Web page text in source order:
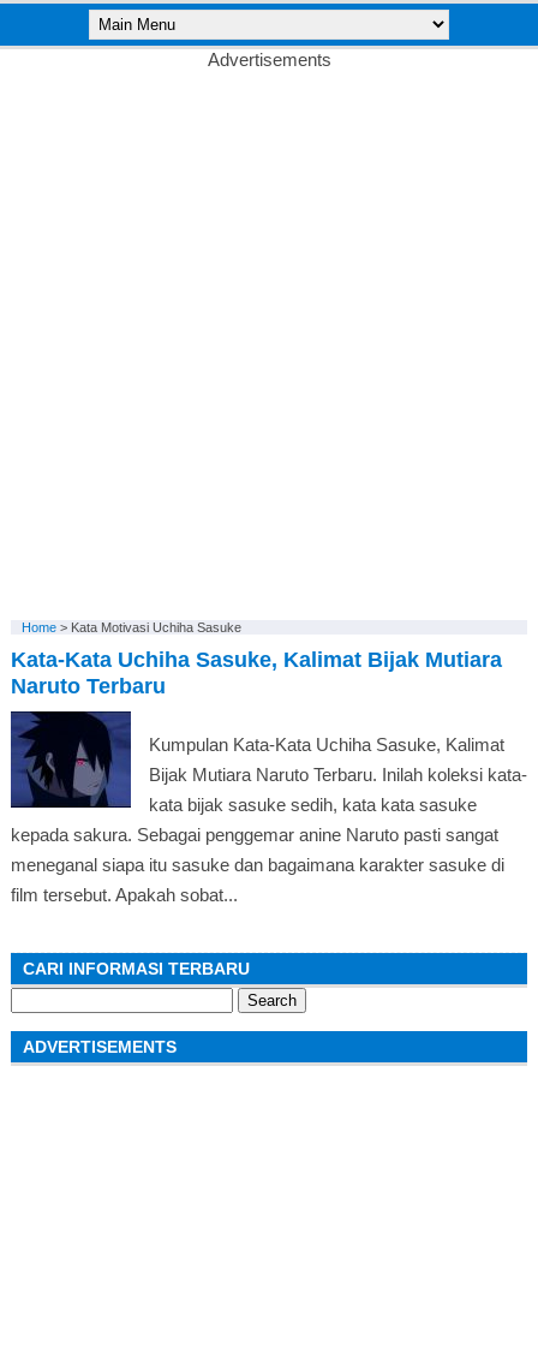
Advertisements
Home> Kata Motivasi Uchiha Sasuke
Kata-Kata Uchiha Sasuke, Kalimat Bijak Mutiara
Naruto Terbaru
Kumpulan Kata-Kata Uchiha Sasuke, Kalimat
Bijak Mutiara Naruto Terbaru. Inilah koleksi kata-
kata bijak sasuke sedih, kata kata sasuke
kepada sakura. Sebagai penggemar anine Naruto pasti sangat
meneganal siapa itu sasuke dan bagaimana karakter sasuke di
film tersebut. Apakah sobat...
CARI INFORMASI TERBARU
for:
ADVERTISEMENTS